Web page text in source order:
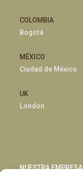
COLOMBIA
Bogotá
MÉXICO
Ciudad de México
UK
London
NUESTRA EMPRESA